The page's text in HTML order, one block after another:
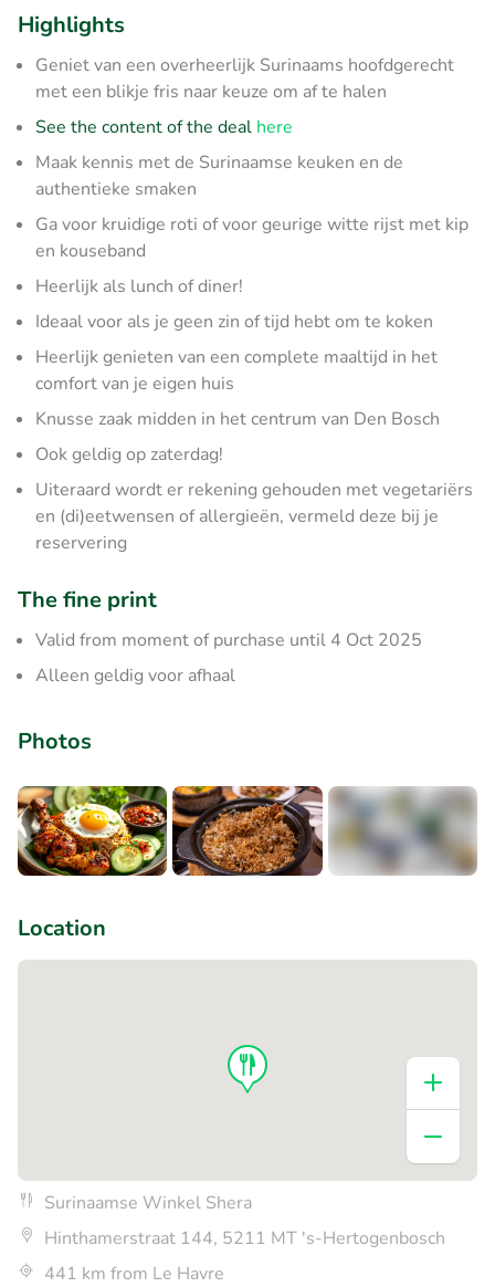
Highlights
Geniet van een overheerlijk Surinaams hoofdgerecht
met een blikje fris naar keuze om af te halen
See the content of the deal here
Maak kennis met de Surinaamse keuken en de
authentieke smaken
Ga voor kruidige roti of voor geurige witte rijst met kip
en kouseband
Heerlijk als lunch of diner!
Ideaal voor als je geen zin of tijd hebt om te koken
Heerlijk genieten van een complete maaltijd in het
comfort van je eigen huis
Knusse zaak midden in het centrum van Den Bosch
Ook geldig op zaterdag!
Uiteraard wordt er rekening gehouden met vegetariërs
en (di)eetwensen of allergieën, vermeld deze bij je
reservering
The fine print
Valid from moment of purchase until 4 Oct 2025
Alleen geldig voor afhaal
Photos
Location
Surinaamse Winkel Shera
Hinthamerstraat 144, 5211 MT 's-Hertogenbosch
441 km from Le Havre